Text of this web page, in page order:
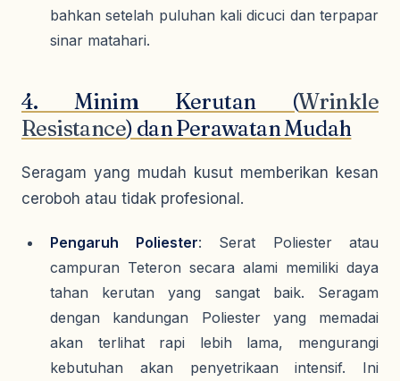
bahkan setelah puluhan kali dicuci dan terpapar
sinar matahari.
4. Minim Kerutan (Wrinkle
Resistance) dan Perawatan Mudah
Seragam yang mudah kusut memberikan kesan
ceroboh atau tidak profesional.
Pengaruh Poliester: Serat Poliester atau
campuran Teteron secara alami memiliki daya
tahan kerutan yang sangat baik. Seragam
dengan kandungan Poliester yang memadai
akan terlihat rapi lebih lama, mengurangi
kebutuhan akan penyetrikaan intensif. Ini